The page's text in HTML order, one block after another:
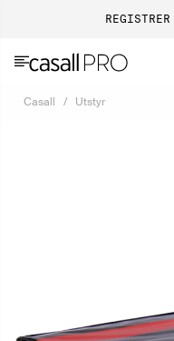
Casall Utstyr